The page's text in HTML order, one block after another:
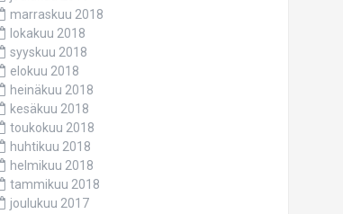
marraskuu 2018
lokakuu 2018
syyskuu 2018
elokuu 2018
heinäkuu 2018
kesäkuu 2018
toukokuu 2018
huhtikuu 2018
helmikuu 2018
tammikuu 2018
joulukuu 2017